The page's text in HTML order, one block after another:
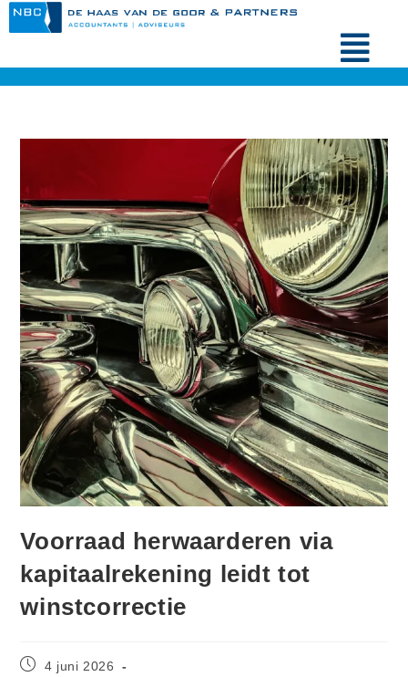
Voorraad herwaarderen via
kapitaalrekening leidt tot
winstcorrectie
4 juni 2026